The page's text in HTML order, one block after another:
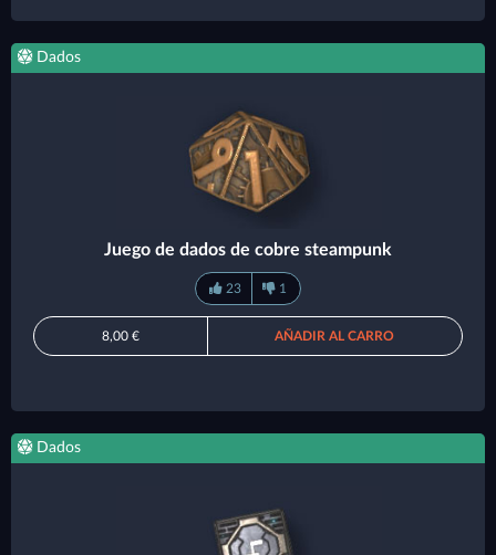
Dados
Juego de dados de cobre steampunk
23 1
8,00 € AÑADIR AL CARRO
Dados